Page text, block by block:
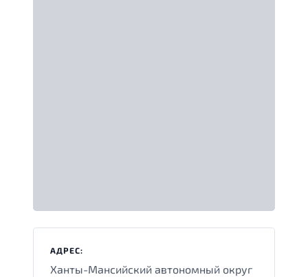
АДРЕС:
Ханты-Мансийский автономный округ